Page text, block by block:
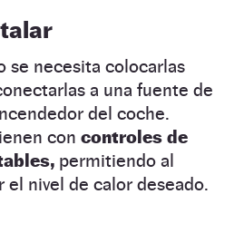
se necesita colocarlas
a una fuente de
del coche.
con controles de
permitiendo al
el nivel de calor deseado.